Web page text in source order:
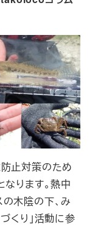
止対策のため
ります。熱中
木陰の下、み
くり」活動に参